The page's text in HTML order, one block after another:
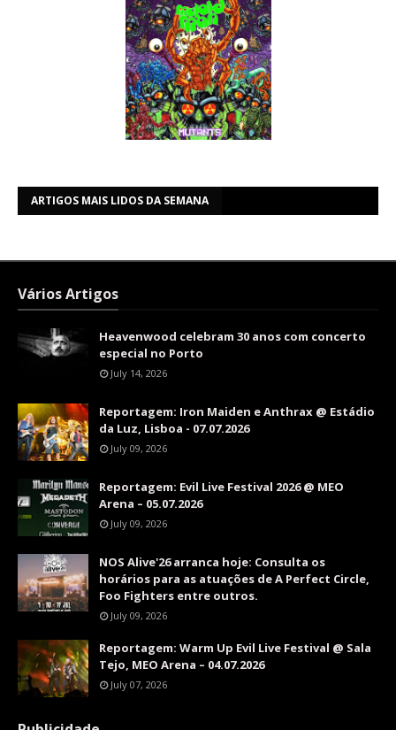
ARTIGOS MAIS LIDOS DA SEMANA
Vários Artigos
Heavenwood celebram 30 anos com concerto
especial no Porto
July 14, 2026
Reportagem: Iron Maiden e Anthrax @ Estádio
da Luz, Lisboa - 07.07.2026
July 09, 2026
Reportagem: Evil Live Festival 2026 @ MEO
Arena – 05.07.2026
July 09, 2026
NOS Alive'26 arranca hoje: Consulta os
horários para as atuações de A Perfect Circle,
Foo Fighters entre outros.
July 09, 2026
Reportagem: Warm Up Evil Live Festival @ Sala
Tejo, MEO Arena – 04.07.2026
July 07, 2026